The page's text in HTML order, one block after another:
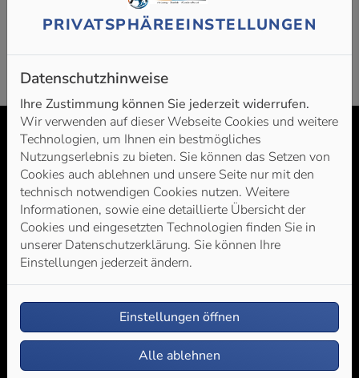
5 Jahre Systemgarantie
Brötje – der zuverlässige Partner für Ihre neue
Heizung
5 Jahre System-Garantie sicher
Gesamte Heizung mit Brötje Komponenten planen!
PRIVATSPHÄRE­EINSTELLUNGEN
Datenschutzhinweise
Ihre Zustimmung können Sie jederzeit widerrufen.
Wir verwenden auf dieser Webseite Cookies und weitere
Technologien, um Ihnen ein bestmögliches
Nutzungserlebnis zu bieten. Sie können das Setzen von
Cookies auch ablehnen und unsere Seite nur mit den
technisch notwendigen Cookies nutzen. Weitere
Informationen, sowie eine detaillierte Übersicht der
Cookies und eingesetzten Technologien finden Sie in
unserer Datenschutzerklärung. Sie können Ihre
Einstellungen jederzeit ändern.
Einstellungen öffnen
Alle ablehnen